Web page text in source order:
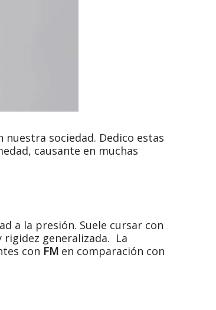
sociedad. Dedico estas
causante en muchas
a la presión. Suele cursar con
generalizada. La
con FM en comparación con